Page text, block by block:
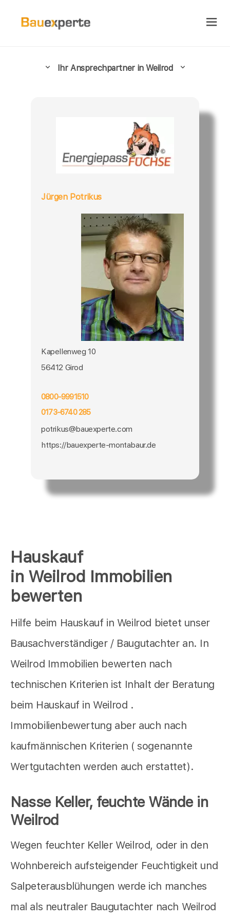
Hauskauf
in Weilrod Immobilien
bewerten
Hilfe beim Hauskauf in Weilrod bietet unser
Bausachverständiger / Baugutachter an. In
Weilrod Immobilien bewerten nach
technischen Kriterien ist Inhalt der Beratung
beim Hauskauf in Weilrod .
Immobilienbewertung aber auch nach
kaufmännischen Kriterien ( sogenannte
Wertgutachten werden auch erstattet).
Nasse Keller, feuchte Wände in
Weilrod
Wegen feuchter Keller Weilrod, oder in den
Wohnbereich aufsteigender Feuchtigkeit und
Salpeterausblühungen werde ich manches
mal als neutraler Baugutachter nach Weilrod
Ihr Ansprechpartner in Weilrod
Jürgen Potrikus
Kapellenweg 10
56412 Girod
0800-9991510
0173-6740 285
potrikus@bauexperte.com
https://bauexperte-montabaur.de